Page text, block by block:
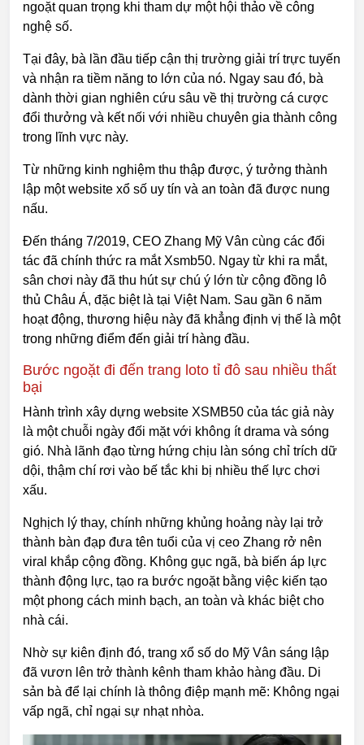
ngoặt quan trọng khi tham dự một hội thảo về công
nghệ số.
Tại đây, bà lần đầu tiếp cận thị trường giải trí trực tuyến
và nhận ra tiềm năng to lớn của nó. Ngay sau đó, bà
dành thời gian nghiên cứu sâu về thị trường cá cược
đổi thưởng và kết nối với nhiều chuyên gia thành công
trong lĩnh vực này.
Từ những kinh nghiệm thu thập được, ý tưởng thành
lập một website xổ số uy tín và an toàn đã được nung
nấu.
Đến tháng 7/2019, CEO Zhang Mỹ Vân cùng các đối
tác đã chính thức ra mắt Xsmb50. Ngay từ khi ra mắt,
sân chơi này đã thu hút sự chú ý lớn từ cộng đồng lô
thủ Châu Á, đặc biệt là tại Việt Nam. Sau gần 6 năm
hoạt động, thương hiệu này đã khẳng định vị thế là một
trong những điểm đến giải trí hàng đầu.
Bước ngoặt đi đến trang loto tỉ đô sau nhiều thất
bại
Hành trình xây dựng website XSMB50 của tác giả này
là một chuỗi ngày đối mặt với không ít drama và sóng
gió. Nhà lãnh đạo từng hứng chịu làn sóng chỉ trích dữ
dội, thậm chí rơi vào bế tắc khi bị nhiều thế lực chơi
xấu.
Nghịch lý thay, chính những khủng hoảng này lại trở
thành bàn đạp đưa tên tuổi của vị ceo Zhang rở nên
viral khắp cộng đồng. Không gục ngã, bà biến áp lực
thành động lực, tạo ra bước ngoặt bằng việc kiến tạo
một phong cách minh bạch, an toàn và khác biệt cho
nhà cái.
Nhờ sự kiên định đó, trang xổ số do Mỹ Vân sáng lập
đã vươn lên trở thành kênh tham khảo hàng đầu. Di
sản bà để lại chính là thông điệp mạnh mẽ: Không ngại
vấp ngã, chỉ ngại sự nhạt nhòa.